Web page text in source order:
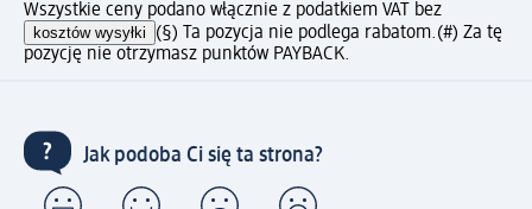
Wszystkie ceny podano włącznie z podatkiem VAT bez
kosztów wysyłki (§) Ta pozycja nie podlega rabatom.(#) Za tę
pozycję nie otrzymasz punktów PAYBACK.
Jak podoba Ci się ta strona?